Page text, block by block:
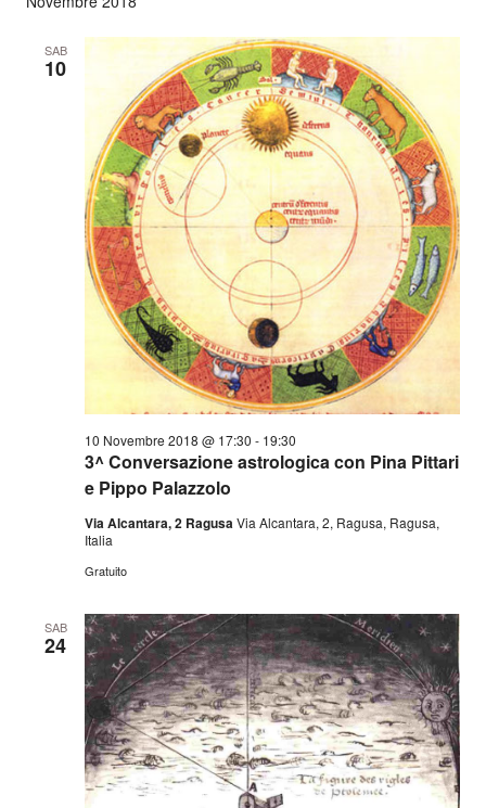
SAB
10
3^ Conversazione astrologica con Pina Pittari
e Pippo Palazzolo
10 Novembre 2018 @ 17:30 - 19:30
Via Alcantara, 2 RagusaVia Alcantara, 2, Ragusa, Ragusa,
Italia
Gratuito
SAB
24